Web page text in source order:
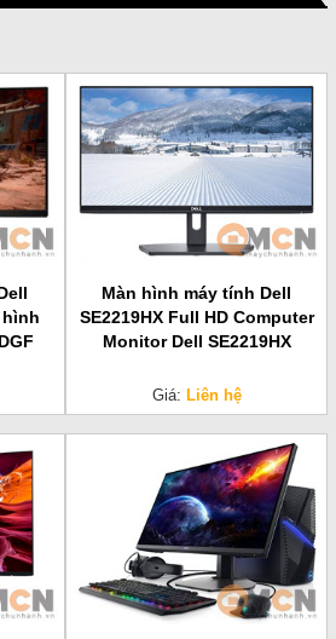
hình
Màn hình máy tính Dell
SE2219HX Full HD Computer
Monitor Dell SE2219HX
Giá: Liên hệ